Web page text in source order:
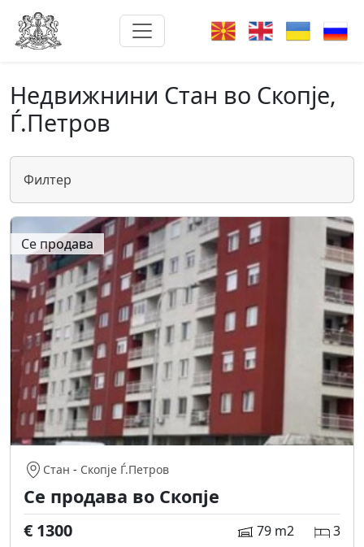
Недвижнини Стан во Скопје,
Ѓ.Петров
Филтер
Се продава
Стан - Скопје Ѓ.Петров
Се продава во Скопје
€ 1300 79 m2 3